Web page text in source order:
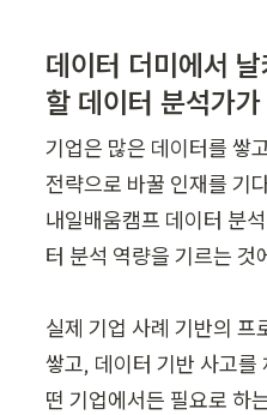
데이터 더미에서
할 데이터 분석가
기업은 많은 데이터를 쌓
전략으로 바꿀 인재를 기
내일배움캠프 데이터 분
터 분석 역량을 기르는 것
실제 기업 사례 기반의 프
쌓고, 데이터 기반 사고를
떤 기업에서든 필요로 하